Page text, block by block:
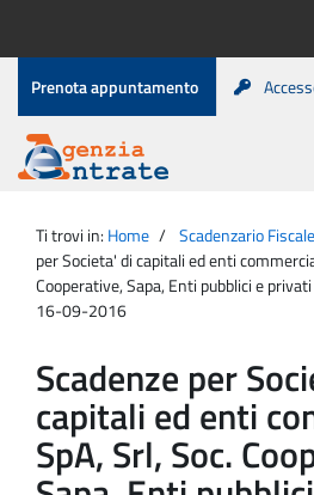
contenuto
Menu
di
servizio
Prenota appuntamento
Agenzia
Entrate
principale
Ti trovi in: Home Scadenzario Fiscale
per Societa' di capitali ed enti
Cooperative, Sapa, Enti pubblici e
16-09-2016
Scadenze per
capitali ed enti
SpA, Srl, Soc.